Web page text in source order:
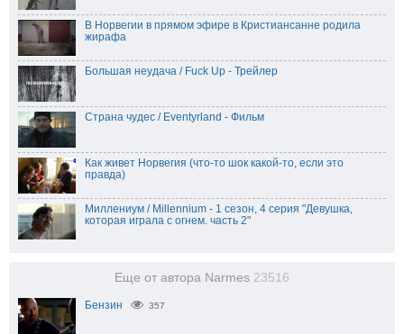
В Норвегии в прямом эфире в Кристиансанне родила
жирафа
Большая неудача / Fuck Up - Трейлер
Страна чудес / Eventyrland - Фильм
Как живет Норвегия (что-то шок какой-то, если это
правда)
Миллениум / Millennium - 1 сезон, 4 серия "Девушка,
которая играла с огнем. часть 2"
Еще от автора Narmes 23516
Бензин 357